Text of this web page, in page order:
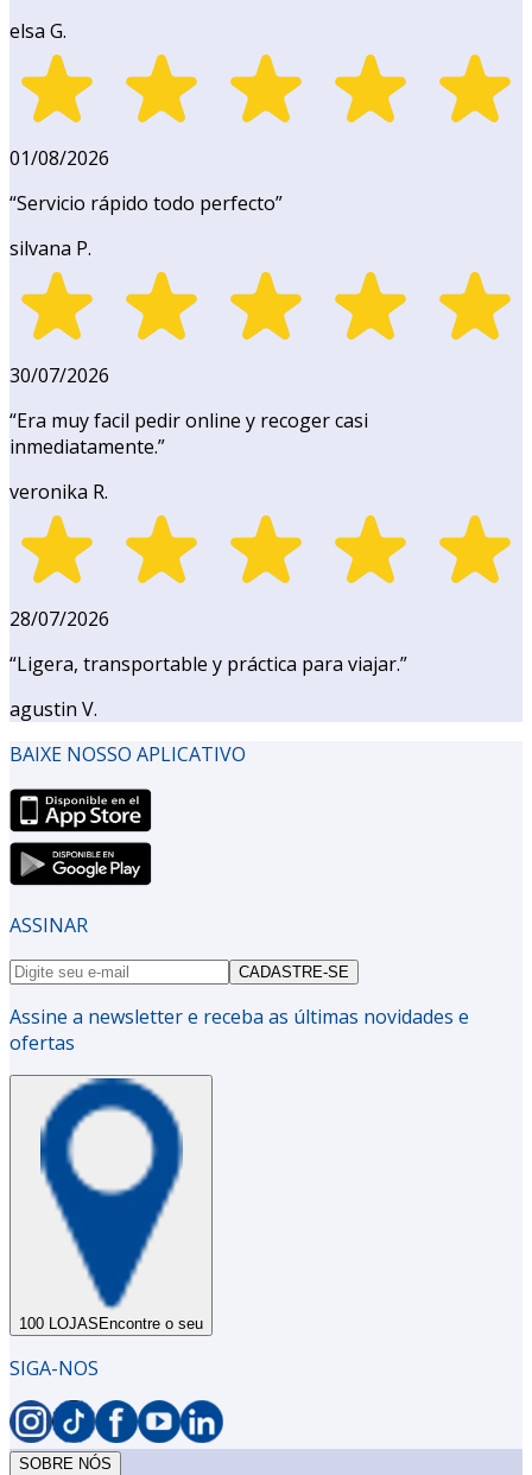
elsa G.
01/08/2026
“Servicio rápido todo perfecto”
silvana P.
30/07/2026
“Era muy facil pedir online y recoger casi
inmediatamente.”
veronika R.
28/07/2026
“Ligera, transportable y práctica para viajar.”
agustin V.
BAIXE NOSSO APLICATIVO
ASSINAR
CADASTRE-SE
Assine a newsletter e receba as últimas novidades e
ofertas
100 LOJAS Encontre o seu
SIGA-NOS
SOBRE NÓS